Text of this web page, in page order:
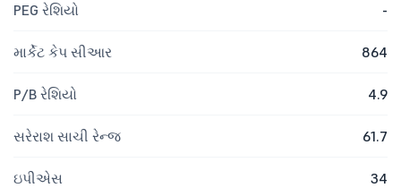
PEG રેશિયો -
માર્કેટ કેપ સીઆર 864
P/B રેશિયો 4.9
સરેરાશ સાચી રેન્જ 61.7
ઇપીએસ 34